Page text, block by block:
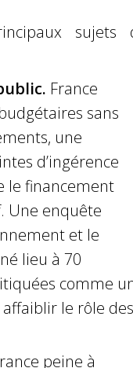
sujets
France
sans
une
d’ingérence
le financement
Une enquête
et le
lieu à 70
comme
le rôle des
peine à